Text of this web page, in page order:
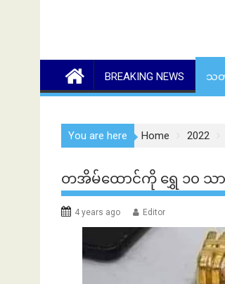
BREAKING NEWS သ
You are here Home 2022
တအိမ်ထောင်ကို ရွှေ ၁၀ သ
4 years ago Editor